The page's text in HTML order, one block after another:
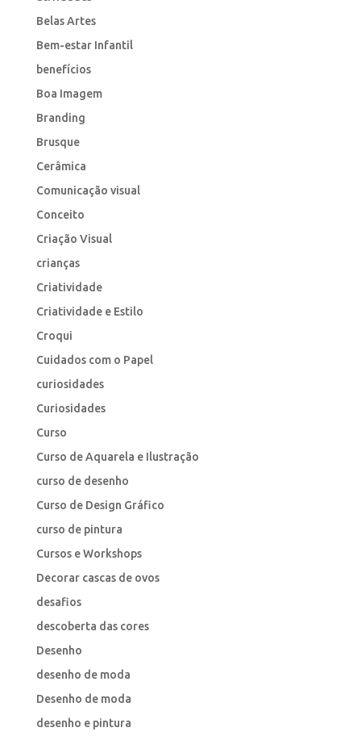
Belas Artes
Bem-estar Infantil
benefícios
Boa Imagem
Branding
Brusque
Cerâmica
Comunicação visual
Conceito
Criação Visual
crianças
Criatividade
Criatividade e Estilo
Croqui
Cuidados com o Papel
curiosidades
Curiosidades
Curso
Curso de Aquarela e Ilustração
curso de desenho
Curso de Design Gráfico
curso de pintura
Cursos e Workshops
Decorar cascas de ovos
desafios
descoberta das cores
Desenho
desenho de moda
Desenho de moda
desenho e pintura